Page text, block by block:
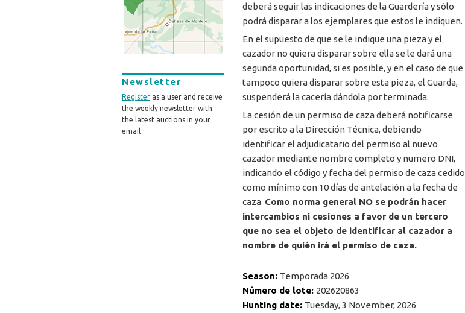
deberá seguir las indicaciones de la Guardería y sólo
podrá disparar a los ejemplares que estos le indiquen.
En el supuesto de que se le indique una pieza y el
cazador no quiera disparar sobre ella se le dará una
segunda oportunidad, si es posible, y en el caso de que
tampoco quiera disparar sobre esta pieza, el Guarda,
suspenderá la cacería dándola por terminada.
La cesión de un permiso de caza deberá notificarse
por escrito a la Dirección Técnica, debiendo
identificar el adjudicatario del permiso al nuevo
cazador mediante nombre completo y numero DNI,
indicando el código y fecha del permiso de caza cedido
como mínimo con 10 días de antelación a la fecha de
caza. Como norma general NO se podrán hacer
intercambios ni cesiones a favor de un tercero
que no sea el objeto de identificar al cazador a
nombre de quién irá el permiso de caza.
Season: Temporada 2026
Número de lote: 202620863
Hunting date: Tuesday, 3 November, 2026
Newsletter
Register as a user and receive
the weekly newsletter with
the latest auctions in your
email